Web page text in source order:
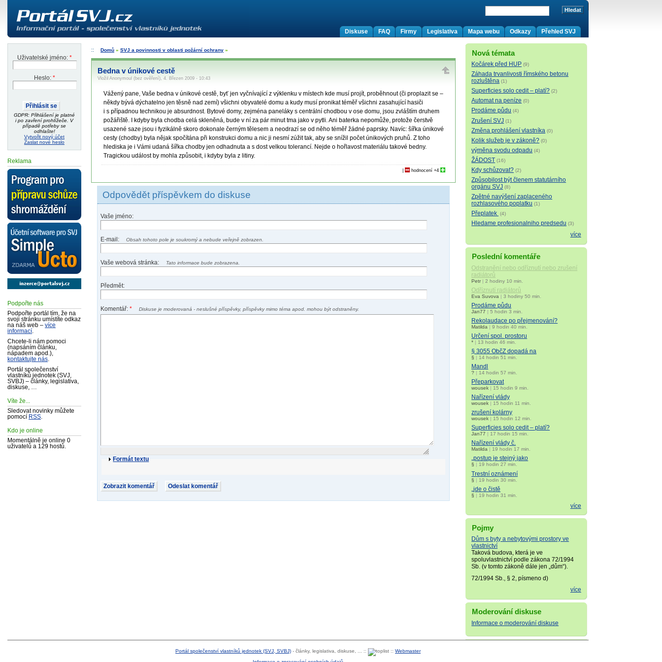
Přehled SVJ
Odkazy
Mapa webu
Legislativa
Firmy
FAQ
Diskuse
Uživatelské jméno: *
Heslo: *
GDPR: Přihlášení je platné
i po zavření prohlížeče. V
případě potřeby se
odhlašte!
Vytvořit nový účet
Zaslat nové heslo
Reklama
Podpořte nás
Podpořte portál tím, že na
svoji stránku umístíte odkaz
na náš web – více
informací
Chcete-li nám pomoci
(napsáním článku,
nápadem apod.),
kontaktujte nás
Portál společenství
vlastníků jednotek (SVJ,
SVBJ) – články, legislativa,
diskuse, …
Víte že...
Sledovat novinky můžete
pomocí RSS
Kdo je online
Momentálně je online 0
uživatelů a 129 hostů.
Nová témata
Kočárek před HUP (9)
Záhada trvanlivosti římského betonu
rozluštěna (1)
Superficies solo cedit – platí? (2)
Automat na peníze (0)
Prodáme půdu (4)
Zrušení SVJ (1)
Změna prohlášení vlastníka (0)
Kolik služeb je v zákoně? (0)
výměna svodu odpadu (4)
ŽÁDOST (16)
Kdy schůzovat? (2)
Způsobilost být členem statutárního
orgánu SVJ (8)
Zpětné navýšení zaplaceného
rozhlasového poplatku (1)
Přeplatek (4)
Hledame profesionalniho predsedu (3)
více
Poslední komentáře
Odstranění nebo odříznutí nebo zrušení
radiátorů
Petr|2 hodiny 10 min.
Odříznutí radiátorů
Eva Suvova |3 hodiny 50 min.
Prodáme půdu
Jan77 |5 hodin 3 min.
Rekolaudace po přejmenování?
Matilda |9 hodin 40 min.
Určení spol. prostoru
* | 13 hodin 46 min.
§ 3055 ObčZ dopadá na
§ | 14 hodin 51 min.
Mandl
? | 14 hodin 57 min.
Přeparkovat
wousek | 15 hodin 9 min.
Nařízení vlády
wousek | 15 hodin 11 min.
zrušení kolárny
wousek | 15 hodin 12 min.
Superficies solo cedit – platí?
Jan77 | 17 hodin 15 min.
Nařízení vlády č.
Matilda 19 hodin 17 min.
„postup je stejný jako
§ 19 hodin 27 min.
Trestní oznámení
§ | 19 hodin 30 min.
„jde o čistě
§ | 19 hodin 31 min.
více
Pojmy
Dům s byty a nebytovými prostory ve
vlastnictví
Taková budova, která je ve
spoluvlastnictví podle zákona 72/1994
Sb. (v tomto zákoně dále jen „dům“).
72/1994 Sb., § 2, písmeno d)
více
Moderování diskuse
Informace o moderování diskuse
Domů » SVJ a povinnosti v oblasti požární ochrany »
Bedna v únikové cestě
Vložil Anonymoul (bez ověření), 4. Březen 2009 - 10:43
Vážený pane, Vaše bedna v únikové cestě, byť jen vyčnívající z výklenku v místech kde musí projít, proběhnout (či proplazit se –
někdy bývá dýchatelno jen těsně nad zemí) všichni obyvatelé domu a kudy musí pronikat téměř všichni zasahující hasiči
i s případnou technikou je absurdnost. Bytové domy, zejména paneláky s centrální chodbou v ose domu, jsou zvláštím druhem
požářiště. I kdyby byla chodba celá skleněná, bude v ní za pár minut tma jako v pytli. Ani baterka nepomůže, protože čerstvě
usazené saze jsou i fyzikálně skoro dokonale černým tělesem a neodrazí se od něho téměř žádné paprsky. Navíc: šířka únikové
cesty (chodby) byla nějak spočítána při konstrukci domu a nic ji nesmí zúžit tak, aby se snížil počet únikových pruhů. Z toho
hlediska je i Vámi udaná šířka chodby jen odhadnuta a s dost velkou tolerancí. Nejde o hořlavost materiálu takové bedny.
Tragickou událost by mohla způsobit, i kdyby byla z litiny.
hodnocení +4
Odpovědět příspěvkem do diskuse
Vaše jméno:
E-mail: Obsah tohoto pole je soukromý a nebude veřejně zobrazen.
Vaše webová stránka: Tato informace bude zobrazena.
Předmět:
Komentář:* Diskuse je moderovaná - neslušné příspěvky, příspěvky mimo téma apod. mohou být odstraněny.
Formát textu
Portál společenství vlastníků jednotek (SVJ, SVBJ) - články, legislativa, diskuse, ... :: :: Webmaster